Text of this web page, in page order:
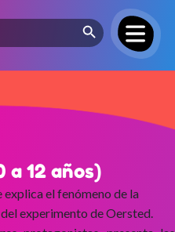
Search Button
a 12 años)
el fenómeno de la
experimento de Oersted.